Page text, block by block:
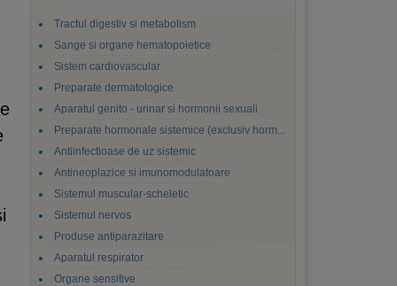
Tractul digestiv si metabolism
Sange si organe hematopoietice
Sistem cardiovascular
Preparate dermatologice
Aparatul genito - urinar si hormonii sexuali
Preparate hormonale sistemice (exclusiv horm...
Antiinfectioase de uz sistemic
Antineoplazice si imunomodulatoare
Sistemul muscular-scheletic
Sistemul nervos
Produse antiparazitare
Aparatul respirator
Organe sensitive